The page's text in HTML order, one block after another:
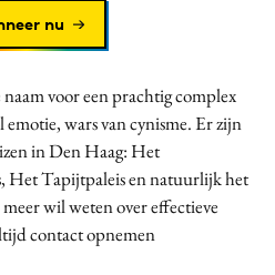
nu
voor een prachtig complex
wars van cynisme. Er zijn
in Den Haag: Het
Het Tapijtpaleis en natuurlijk het
wil weten over effectieve
contact opnemen